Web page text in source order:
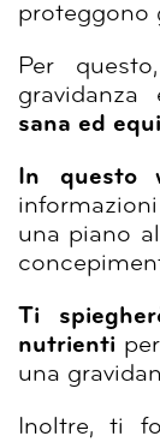
proteggono
Per
sana ed
In questo
una piano
Ti
nutrienti
una
Inoltre, ti